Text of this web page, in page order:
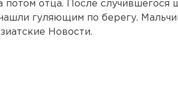
потом отца. После случившегося
гуляющим по берегу.
Новости.